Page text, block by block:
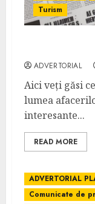
Turism
ADVERTORIAL
Aici veți găsi
lumea
interesante...
READ MORE
ADVERTORIAL
Comunicate de